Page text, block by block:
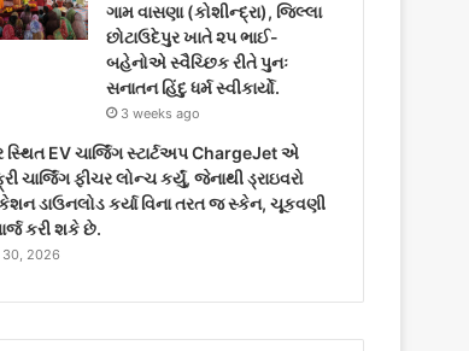
ગામ વાસણા (કોશીન્દ્રા), જિલ્લા
છોટાઉદેપુર ખાતે ૨૫ ભાઈ-
બહેનોએ સ્વૈચ્છિક રીતે પુનઃ
સનાતન હિંદુ ધર્મ સ્વીકાર્યો.
3 weeks ago
EV ચાર્જિંગ સ્ટાર્ટઅપ ChargeJet એ
ચાર્જિંગ ફીચર લોન્ચ કર્યું, જેનાથી ડ્રાઇવરો
ડાઉનલોડ કર્યા વિના તરત જ સ્કેન, ચૂકવણી
કરી શકે છે.
30, 2026